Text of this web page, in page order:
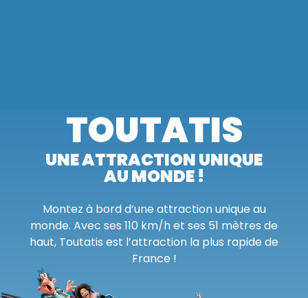
TOUTATIS
UNE ATTRACTION UNIQUE
AU MONDE !
Montez à bord d’une attraction unique au
monde. Avec ses 110 km/h et ses 51 mètres de
haut, Toutatis est l’attraction la plus rapide de
France !